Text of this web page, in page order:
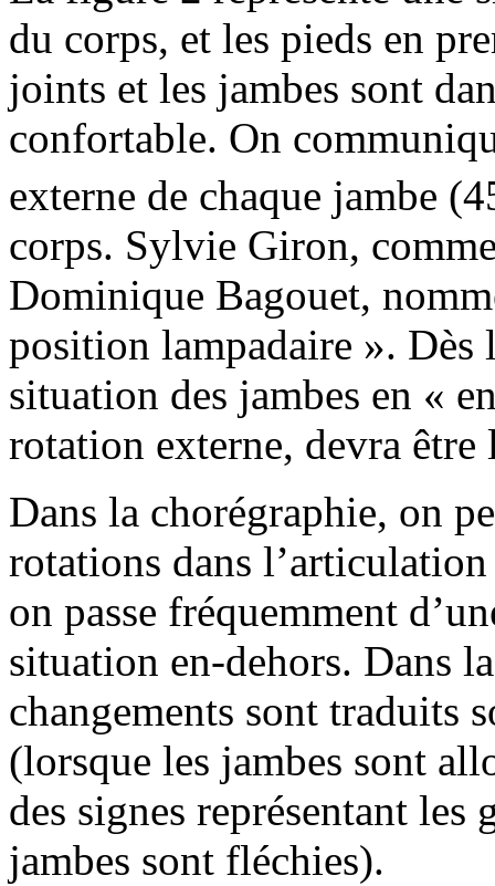
du corps, et les pieds en
joints et les jambes sont
confortable. On
externe de chaque jambe
corps. Sylvie Giron,
Dominique Bagouet,
position lampadaire ». Dès
situation des jambes en «
rotation externe, devra être
Dans la chorégraphie, on
rotations dans
on passe fréquemment
situation en-dehors. Dans
changements sont traduits
(lorsque les jambes sont
des signes représentant
jambes sont fléchies).